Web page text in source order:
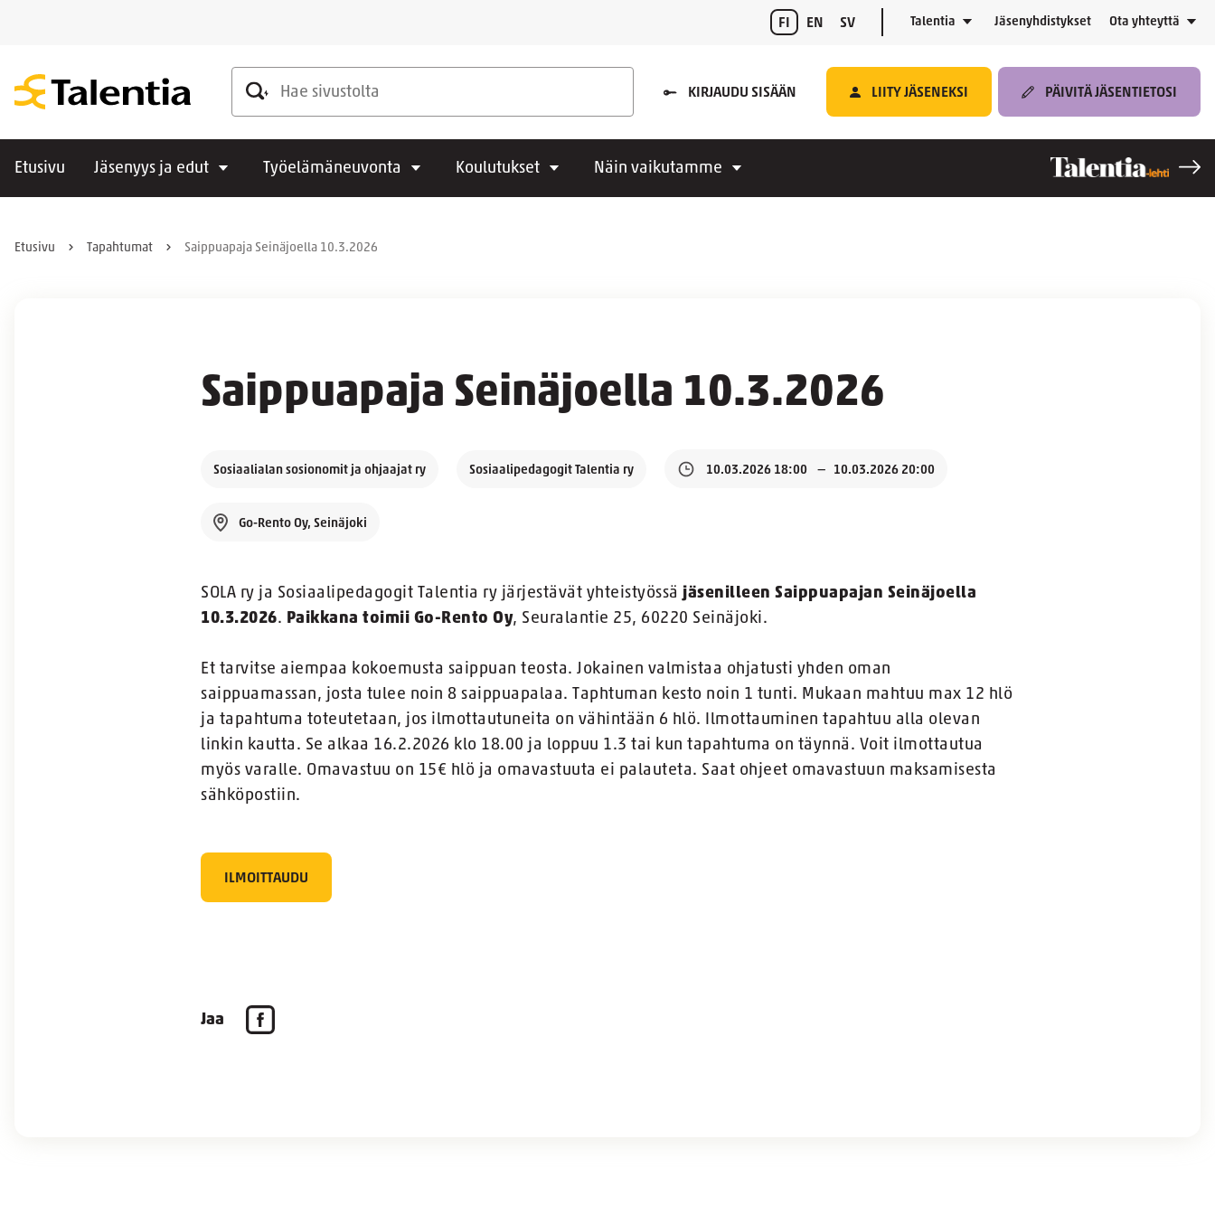
FI EN SV Talentia Jäsenyhdistykset Ota yhteyttä
Hae sivustolta
KIRJAUDU SISÄÄN LIITY JÄSENEKSI PÄIVITÄ JÄSENTIETOSI
Etusivu Jäsenyys ja edut Työelämäneuvonta Koulutukset Näin vaikutamme
Etusivu Tapahtumat Saippuapaja Seinäjoella 10.3.2026
Saippuapaja Seinäjoella 10.3.2026
Sosiaalialan sosionomit ja ohjaajat ry Sosiaalipedagogit Talentia ry 10.03.2026 18:00 10.03.2026 20:00
Go-Rento Oy, Seinäjoki
SOLA ry ja Sosiaalipedagogit Talentia ry järjestävät yhteistyössä jäsenilleen Saippuapajan Seinäjoella
10.3.2026. Paikkana toimii Go-Rento Oy, Seuralantie 25, 60220 Seinäjoki.
Et tarvitse aiempaa kokoemusta saippuan teosta. Jokainen valmistaa ohjatusti yhden oman
saippuamassan, josta tulee noin 8 saippuapalaa. Taphtuman kesto noin 1 tunti. Mukaan mahtuu max 12 hlö
ja tapahtuma toteutetaan, jos ilmottautuneita on vähintään 6 hlö. Ilmottauminen tapahtuu alla olevan
linkin kautta. Se alkaa 16.2.2026 klo 18.00 ja loppuu 1.3 tai kun tapahtuma on täynnä. Voit ilmottautua
myös varalle. Omavastuu on 15€ hlö ja omavastuuta ei palauteta. Saat ohjeet omavastuun maksamisesta
sähköpostiin.
ILMOITTAUDU
Jaa